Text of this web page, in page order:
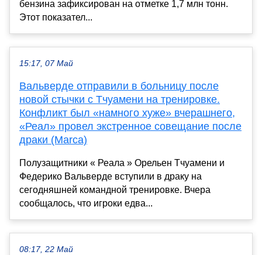
бензина зафиксирован на отметке 1,7 млн тонн.
Этот показател...
15:17, 07 Май
Вальверде отправили в больницу после
новой стычки с Тчуамени на тренировке.
Конфликт был «намного хуже» вчерашнего,
«Реал» провел экстренное совещание после
драки (Marca)
Полузащитники « Реала » Орельен Тчуамени и
Федерико Вальверде вступили в драку на
сегодняшней командной тренировке. Вчера
сообщалось, что игроки едва...
08:17, 22 Май